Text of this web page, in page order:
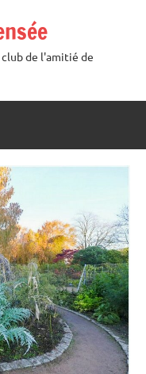
de l'amitié de